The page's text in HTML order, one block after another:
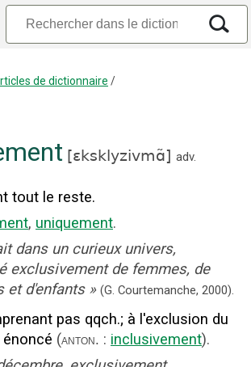
de dictionnaire /
[ɛksklyzivmɑ̃] adv.
tout le reste.
, uniquement.
dans un curieux univers,
exclusivement de femmes, de
et d'enfants » (G. Courtemanche, 2000).
pas qqch.; à l'exclusion du
(anton. : inclusivement).